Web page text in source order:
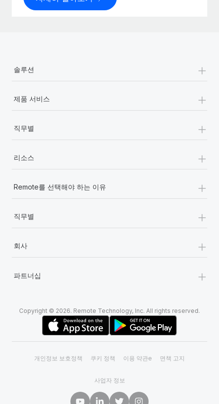
솔루션 +
제품 서비스 +
직무별 +
리소스 +
Remote를 선택해야 하는 이유 +
직무별 +
회사 +
파트너십 +
Copyright © 2026. Remote Technology, Inc. All rights reserved.
개인정보 보호정책 쿠키 정책 이용 약관e 면책 고지
사업자 정보